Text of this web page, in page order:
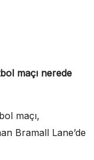
maçı nerede
maçı,
Bramall Lane’de